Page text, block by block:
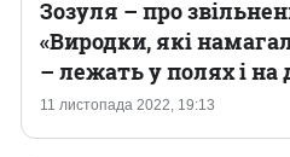
11 листопада 2022, 19:13
Зозуля – про
«Виродки, які
– лежать у полях і на